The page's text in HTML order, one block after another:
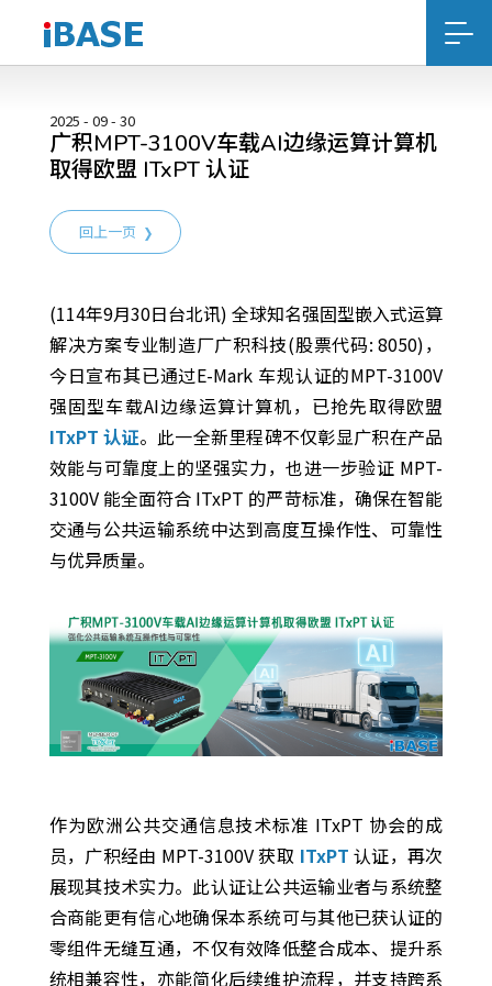
2025 - 09 - 30
广积MPT-3100V车载AI边缘运算计算机
取得欧盟 ITxPT 认证
回上一页
(114年9月30日台北讯) 全球知名强固型嵌入式运算
解决方案专业制造厂广积科技(股票代码: 8050)，
今日宣布其已通过E-Mark 车规认证的MPT-3100V
强固型车载AI边缘运算计算机，已抢先取得欧盟
ITxPT 认证。此一全新里程碑不仅彰显广积在产品
效能与可靠度上的坚强实力，也进一步验证 MPT-
3100V 能全面符合 ITxPT 的严苛标准，确保在智能
交通与公共运输系统中达到高度互操作性、可靠性
与优异质量。
作为欧洲公共交通信息技术标准 ITxPT 协会的成
员，广积经由 MPT-3100V 获取 ITxPT 认证，再次
展现其技术实力。此认证让公共运输业者与系统整
合商能更有信心地确保本系统可与其他已获认证的
零组件无缝互通，不仅有效降低整合成本、提升系
统相兼容性，亦能简化后续维护流程，并支持跨系